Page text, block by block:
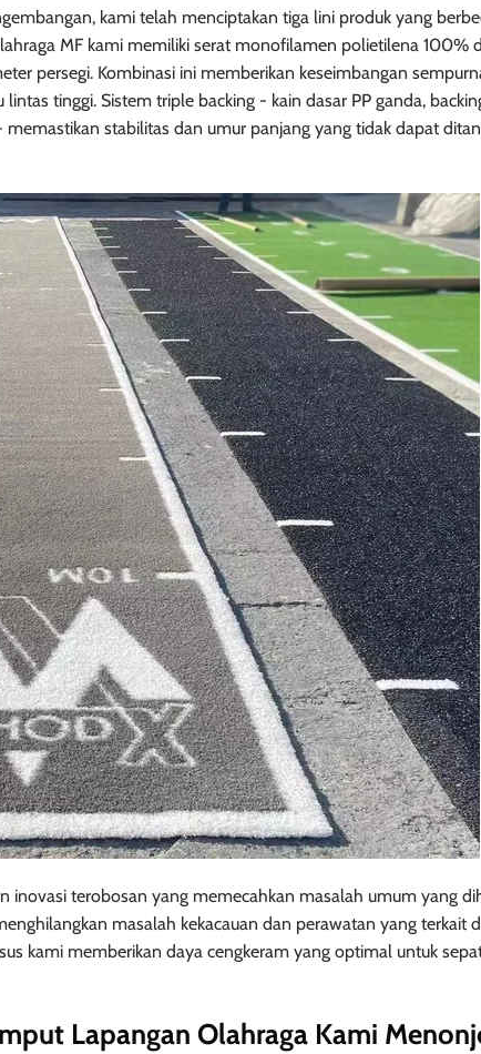
kami telah menciptakan tiga lini produk yang
MF kami memiliki serat monofilamen polietilena 100%
persegi. Kombinasi ini memberikan keseimbangan
tinggi. Sistem triple backing - kain dasar PP ganda,
stabilitas dan umur panjang yang tidak dapat
inovasi terobosan yang memecahkan masalah umum yang
masalah kekacauan dan perawatan yang terkait
kami memberikan daya cengkeram yang optimal untuk
Lapangan Olahraga Kami